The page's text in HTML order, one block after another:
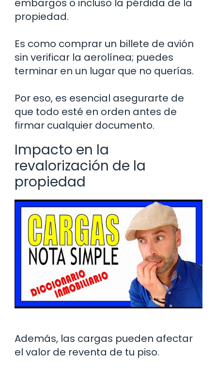
embargos o incluso la pérdida de la
propiedad.
Es como comprar un billete de avión
sin verificar la aerolínea; puedes
terminar en un lugar que no querías.
Por eso, es esencial asegurarte de
que todo esté en orden antes de
firmar cualquier documento.
Impacto en la
revalorización de la
propiedad
Además, las cargas pueden afectar
el valor de reventa de tu piso.